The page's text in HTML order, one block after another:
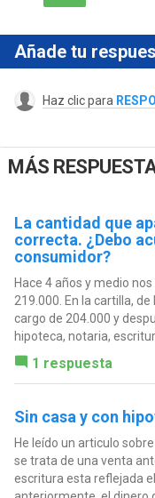
Añade tu
Haz clic para
MÁS
La cantidad que
correcta. ¿Debo
consumidor?
Hace 4 años y medio
219.000. En la cartilla,
cargo de 204.000 y
hipoteca, notaria,
1 respuesta
Sin casa y con
He leído un articulo
se trata de una venta
escritura esta reflejada